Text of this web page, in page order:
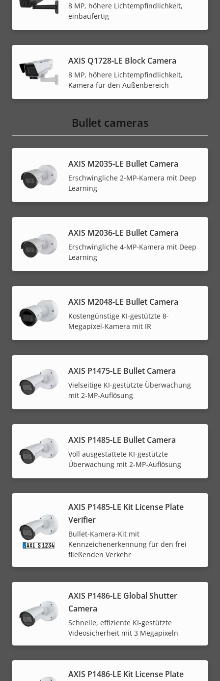
8 MP, höhere Lichtempfindlichkeit,
einbaufertig
AXIS Q1728-LE Block Camera
8 MP, höhere Lichtempfindlichkeit,
Kamera für den Außenbereich
Bullet cameras
AXIS M2035-LE Bullet Camera
Erschwingliche 2-MP-Kamera mit Deep
Learning
AXIS M2036-LE Bullet Camera
Erschwingliche 4-MP-Kamera mit Deep
Learning
AXIS M2048-LE Bullet Camera
Kostengünstige KI-gestützte 8-
Megapixel-Kamera mit IR
AXIS P1475-LE Bullet Camera
Vielseitige KI-gestützte Überwachung
mit 2-MP-Auflösung
AXIS P1485-LE Bullet Camera
Voll ausgestattete KI-gestützte
Überwachung mit 2-MP-Auflösung
AXIS P1485-LE Kit License Plate
Verifier
Bullet-Kamera-Kit mit
Kennzeichenerkennung für den frei
fließenden Verkehr
AXIS P1486-LE Global Shutter
Camera
Schnelle, effiziente KI-gestützte
Videosicherheit mit 3 Megapixeln
AXIS P1486-LE Kit License Plate